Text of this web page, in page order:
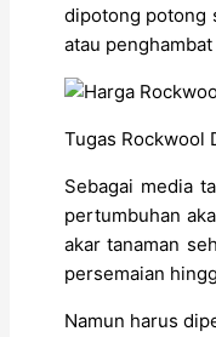
dipotong potong
atau
Tugas Rockwool
Sebagai media
pertumbuhan
akar tanaman
persemaian
Namun harus